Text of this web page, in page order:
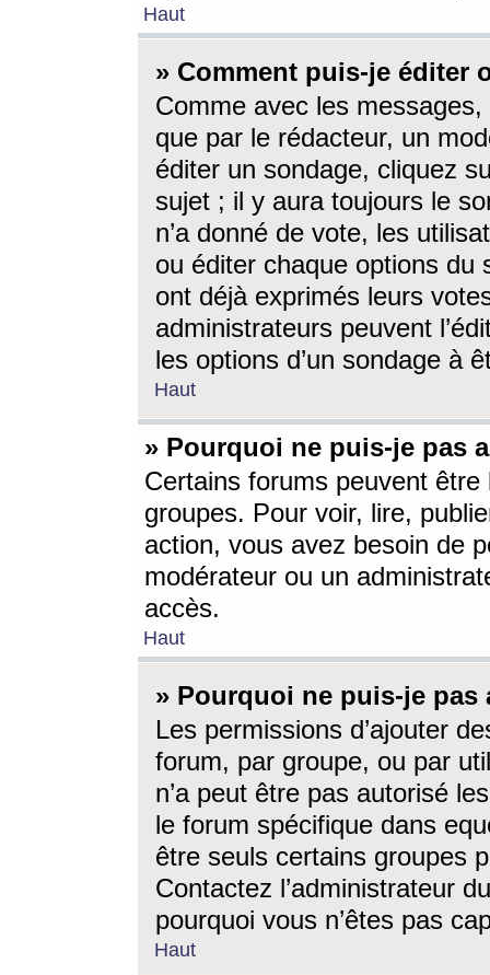
Haut
» Comment puis-je éditer
Comme avec les
que par le rédacteur, un
éditer un sondage, cliquez
sujet ; il y aura toujours le
n’a donné de vote, les
ou éditer chaque options du
ont déjà exprimés leurs
administrateurs peuvent
les options d’un sondage à
Haut
» Pourquoi ne puis-je pas
Certains forums peuvent être
groupes. Pour voir, lire,
action, vous avez besoin de
modérateur ou un
accès.
Haut
» Pourquoi ne puis-je
Les permissions d’ajouter
forum, par groupe, ou par
n’a peut être pas autorisé
le forum spécifique dans
être seuls certains groupes
Contactez l’administrateur
pourquoi vous n’êtes pas
Haut